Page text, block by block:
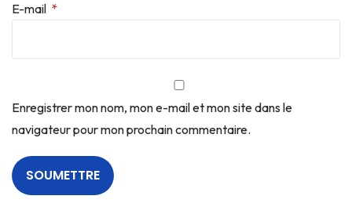
E-mail *
Enregistrer mon nom, mon e-mail et mon site dans le
navigateur pour mon prochain commentaire.